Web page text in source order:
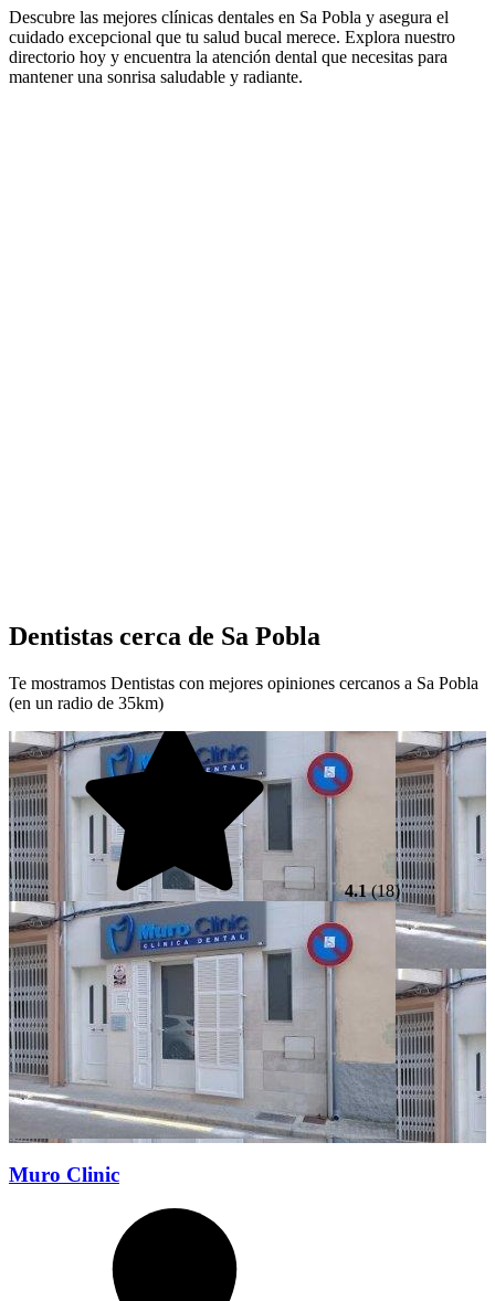
Descubre las mejores clínicas dentales en Sa Pobla y asegura el
cuidado excepcional que tu salud bucal merece. Explora nuestro
directorio hoy y encuentra la atención dental que necesitas para
mantener una sonrisa saludable y radiante.
Dentistas cerca de Sa Pobla
Te mostramos Dentistas con mejores opiniones cercanos a Sa Pobla
(en un radio de 35km)
4.1(18)
Muro Clinic